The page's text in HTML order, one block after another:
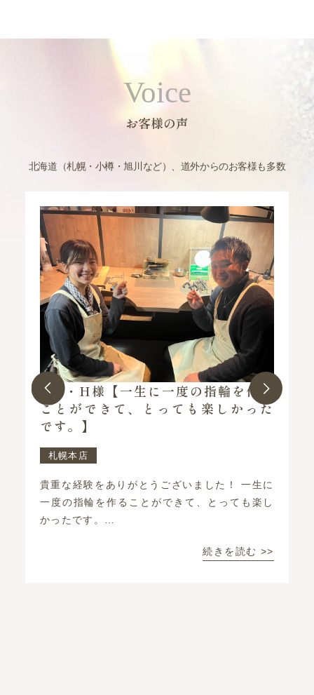
Voice
お客様の声
北海道（札幌・小樽・旭川など）、道外からのお客様も多数
A様・H様【一生に一度の指輪を作る
ことができて、とっても楽しかった
です。】
札幌本店
貴重な経験をありがとうございました！ 一生に
一度の指輪を作ることができて、とっても楽し
かったです。…
続きを読む >>